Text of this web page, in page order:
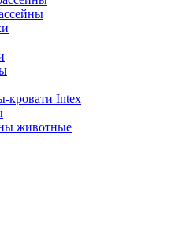
кровати Intex
животные